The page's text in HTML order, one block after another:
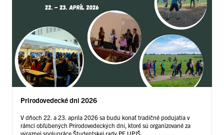
Prirodovedecké dni 2026
V dňoch 22. a 23. apríla 2026 sa budú konať tradičné podujatia v
rámci obľúbených Prírodovedeckých dní, ktoré sú organizované za
výraznej spolupráce Študentskej rady PF UPJŠ.